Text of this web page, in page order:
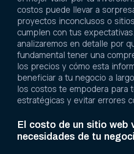
costos puede llevar a
proyectos inconclusos o
cumplen con tus
analizaremos en detalle por
fundamental tener una
los precios y cómo esta
beneficiar a tu negocio a
los costos te empodera para
estratégicas y evitar errores
El costo de un sitio web
necesidades de tu